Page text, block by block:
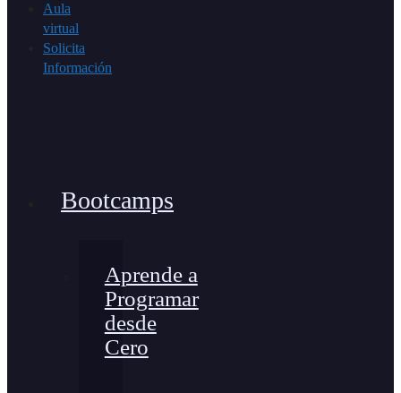
Aula
virtual
Solicita
Información
Bootcamps
Aprende a
Programar
desde
Cero